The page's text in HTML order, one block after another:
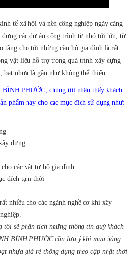
tế xã hội và nền công nghiệp ngày càng
dựng các dự án công trình từ nhỏ tới lớn, từ
tầng cho tới những căn hộ gia đình là rất
vật liệu hỗ trợ trong quá trình xây dựng
bạt nhựa là gần như không thể thiếu.
PHƯỚC, chúng tôi nhận thấy khách
phẩm này cho các mục đích sử dụng như:
dựng
các vật tư hộ gia đình
đích tạm thời
nhiều cho các ngành nghề cơ khí xây
tôi sẽ phân tích những thông tin quý khách
BÌNH PHƯỚC cần lưu ý khi mua hàng.
nhựa giá rẻ thông dụng theo cập nhật thời